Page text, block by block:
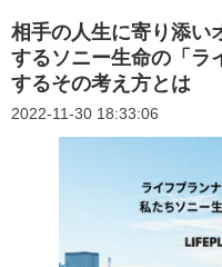
相手の人生に寄り添い
するソニー生命の「ラ
するその考え方とは
2022-11-30 18:33:06